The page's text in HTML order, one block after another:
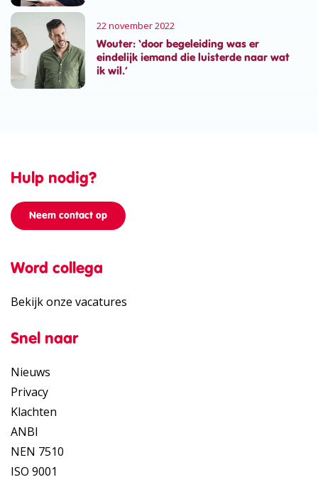
Wouter: ‘door begeleiding was er
eindelijk iemand die luisterde naar wat
ik wil.’
22 november 2022
Hulp nodig?
Neem contact op
Word collega
Bekijk onze vacatures
Snel naar
Nieuws
Privacy
Klachten
ANBI
NEN 7510
ISO 9001